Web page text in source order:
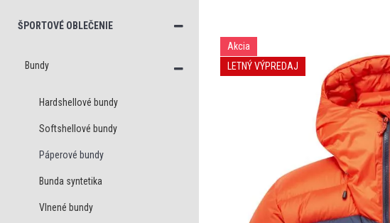
ŠPORTOVÉ OBLEČENIE
Bundy
Hardshellové bundy
Softshellové bundy
Páperové bundy
Bunda syntetika
Vlnené bundy
Akcia
LETNÝ VÝPREDAJ